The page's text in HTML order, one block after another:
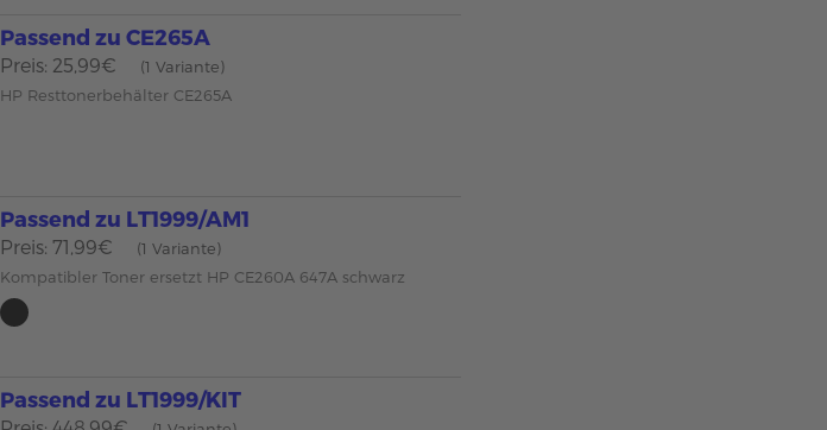
Passend zu CE265A
Preis: 25,99€
(1 Variante)
HP Resttonerbehälter CE265A
Passend zu LT1999/AM1
Preis: 71,99€
(1 Variante)
Kompatibler Toner ersetzt HP CE260A 647A schwarz
Passend zu LT1999/KIT